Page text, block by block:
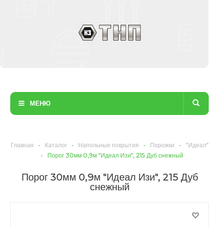
МЕНЮ
Главная - Каталог - Напольные покрытия - Порожки -
"Идеал"
-
Порог 30мм 0,9м "Идеал Изи", 215 Дуб снежный
Порог 30мм 0,9м "Идеал Изи", 215 Дуб
снежный